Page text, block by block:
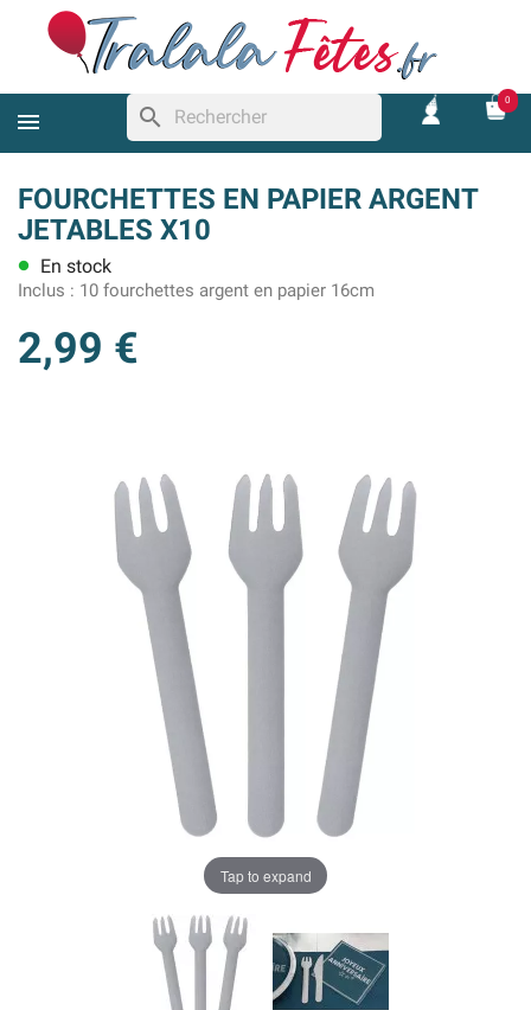
search
0
FOURCHETTES EN PAPIER ARGENT
JETABLES X10
lens En stock
Inclus : 10 fourchettes argent en papier 16cm
2,99 €
Tap to expand